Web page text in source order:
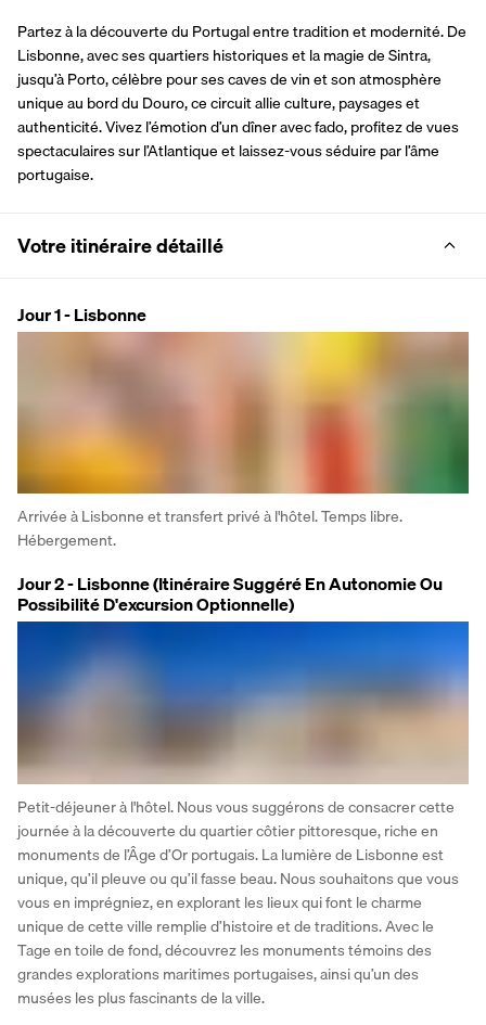
Partez à la découverte du Portugal entre tradition et modernité. De
Lisbonne, avec ses quartiers historiques et la magie de Sintra,
jusqu’à Porto, célèbre pour ses caves de vin et son atmosphère
unique au bord du Douro, ce circuit allie culture, paysages et
authenticité. Vivez l’émotion d’un dîner avec fado, profitez de vues
spectaculaires sur l’Atlantique et laissez-vous séduire par l’âme
portugaise.
Votre itinéraire détaillé
Jour 1 - Lisbonne
Arrivée à Lisbonne et transfert privé à l'hôtel. Temps libre.
Hébergement.
Jour 2 - Lisbonne (Itinéraire Suggéré En Autonomie Ou
Possibilité D'excursion Optionnelle)
Petit-déjeuner à l'hôtel. Nous vous suggérons de consacrer cette
journée à la découverte du quartier côtier pittoresque, riche en
monuments de l’Âge d’Or portugais. La lumière de Lisbonne est
unique, qu’il pleuve ou qu’il fasse beau. Nous souhaitons que vous
vous en imprégniez, en explorant les lieux qui font le charme
unique de cette ville remplie d’histoire et de traditions. Avec le
Tage en toile de fond, découvrez les monuments témoins des
grandes explorations maritimes portugaises, ainsi qu’un des
musées les plus fascinants de la ville.